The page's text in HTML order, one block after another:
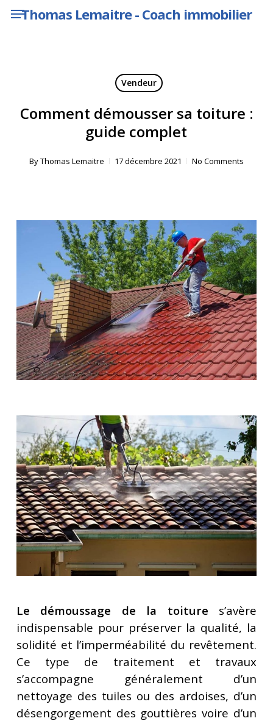
Skip Thomas Lemaitre - Coach immobilier
Menu
Vendeur
Comment démousser sa toiture :
guide complet
ByThomas Lemaitre 17 décembre 2021 No Comments
Le démoussage de la toiture s’avère
indispensable pour préserver la qualité, la
solidité et l’imperméabilité du revêtement.
Ce type de traitement et travaux
s’accompagne généralement d’un
nettoyage des tuiles ou des ardoises, d’un
désengorgement des gouttières voire d’un